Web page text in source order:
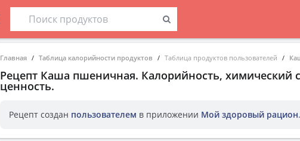
Главная Таблица калорийности продуктов Таблица продуктов пользователей
Рецепт Каша пшеничная. Калорийность, химический
ценность.
Рецепт создан пользователем в приложении Мой здоровый рацион.